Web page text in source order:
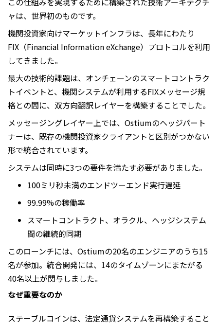
ャは、世界初のものです。
機関投資家向けマーケットインフラは、長年にわたり
FIX（Financial Information eXchange）プロトコルを利用
してきました。
最大の技術的課題は、オンチェーンのスマートコントラク
トイベントと、機関システムが利用するFIXメッセージ規
格との間に、双方向翻訳レイヤーを構築することでした。
メッセージングレイヤー上では、Ostiumのヘッジパート
ナーは、既存の機関投資家クライアントと区別がつかない
形で統合されています。
システムは同時に3つの要件を満たす必要がありました。
100ミリ秒未満のエンドツーエンド実行遅延
99.99%の稼働率
スマートコントラクト、オラクル、ヘッジシステム
間の継続的同期
このローンチには、Ostiumの20名のエンジニアのうち15
名が参加。統合開発には、14のタイムゾーンにまたがる
40名以上が関与しました。
なぜ重要なのか
ステーブルコインは、法定通貨システムを再構築すること